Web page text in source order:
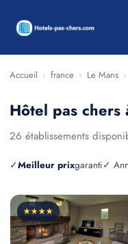
Accueil › france › Le Mans ›
Hôtel pas chers
26 établissements
✓Meilleur prixgaranti✓
★★★★